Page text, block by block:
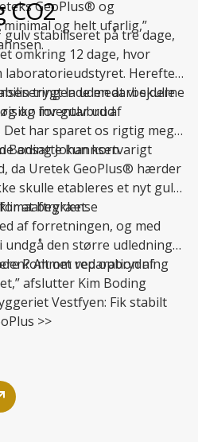
GeoPlus® og
og helt ufarlig,”
CO2
gulv stabiliseret på tre dage,
omkring 12 dage, hvor
laboratorieudstyret. Herefter
trygt lade medarbejderne
for gulvbrud.
uden at vi skulle
og inventar ud af
har sparet os rigtig meget
Boding Johannsen.
ansatte kun kortvarigt
da Uretek GeoPlus® hærder
skulle etableres et nyt gulv.
for at begrænse
af forretningen, og med
undgå den større udledning
kommet ved opbrydning
afslutter Kim Boding
Alt omreparation af
Vestfyen: Fik stabilt
>>